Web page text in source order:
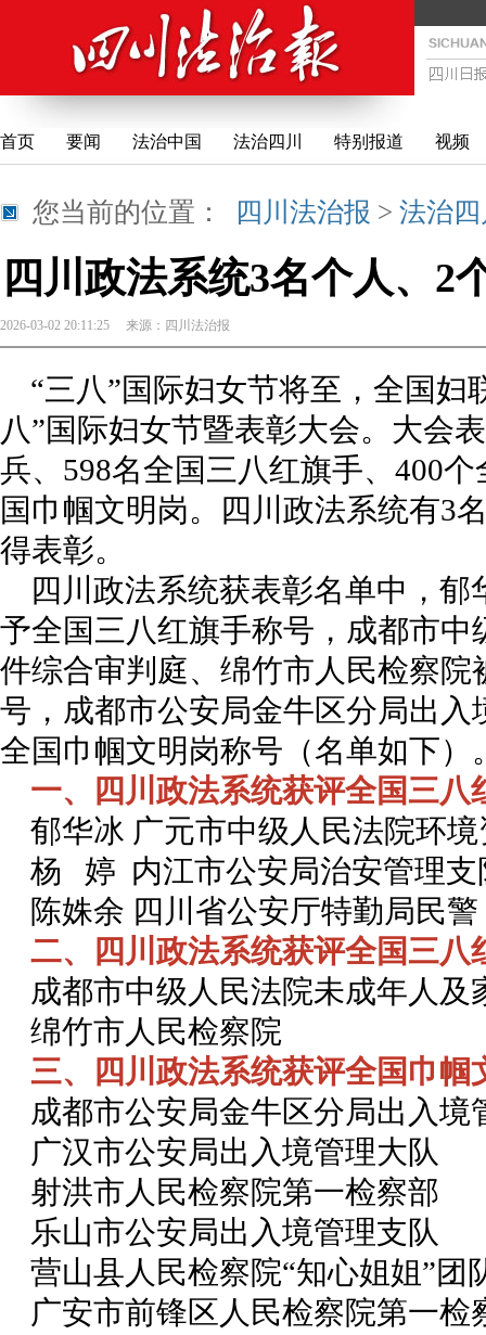
首页 要闻 法治中国 法治四川 特别报道 视频
您当前的位置： 四川法治报 > 法治
四川政法系统3名个人、2
2026-03-02 20:11:25 来源： 四川法治报
“三八”国际妇女节将至，全国妇
八”国际妇女节暨表彰大会。大会
兵、598名全国三八红旗手、400
国巾帼文明岗。四川政法系统有3
得表彰。
四川政法系统获表彰名单中，
予全国三八红旗手称号，成都市
件综合审判庭、绵竹市人民检察
号，成都市公安局金牛区分局出
全国巾帼文明岗称号（名单如下）
一、四川政法系统获评全国三八
郁华冰 广元市中级人民法院环
杨 婷 内江市公安局治安管理支
陈姝余 四川省公安厅特勤局民警
二、四川政法系统获评全国三八
成都市中级人民法院未成年人及
绵竹市人民检察院
三、四川政法系统获评全国巾帼
成都市公安局金牛区分局出入境
广汉市公安局出入境管理大队
射洪市人民检察院第一检察部
乐山市公安局出入境管理支队
营山县人民检察院“知心姐姐”团
广安市前锋区人民检察院第一检